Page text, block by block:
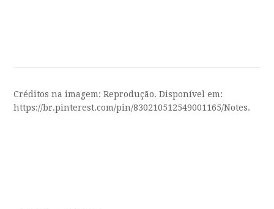
Créditos na imagem: Reprodução. Disponível em:
https://br.pinterest.com/pin/830210512549001165/Notes.